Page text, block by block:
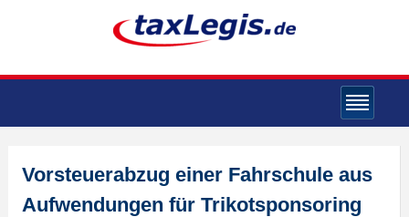
Vorsteuerabzug einer Fahrschule aus
Aufwendungen für Trikotsponsoring